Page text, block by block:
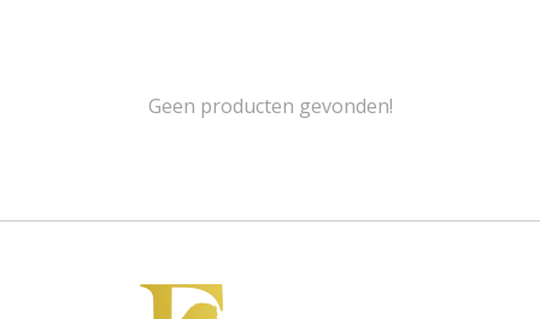
Geen producten gevonden!